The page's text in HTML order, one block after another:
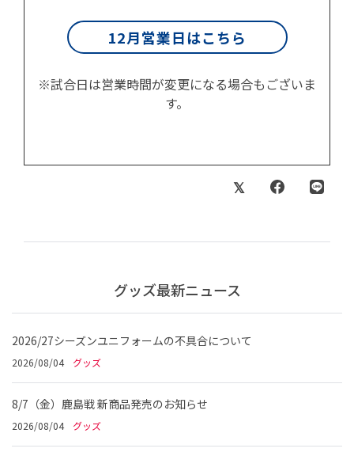
12月営業日はこちら
※試合日は営業時間が変更になる場合もございま
す。
グッズ最新ニュース
2026/27シーズンユニフォームの不具合について
2026/08/04 グッズ
8/7（金）鹿島戦 新商品発売のお知らせ
2026/08/04 グッズ